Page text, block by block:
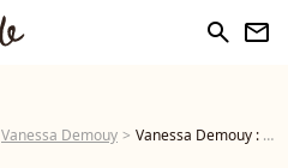
search newsletter
Vanessa Demouy Vanessa Demouy : Maman super fière en compagnie de son fils, Solal